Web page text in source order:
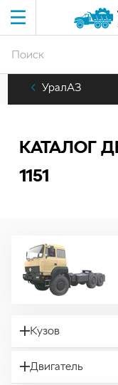
УралАЗ
КАТАЛОГ
1151
Кузов
Двигатель